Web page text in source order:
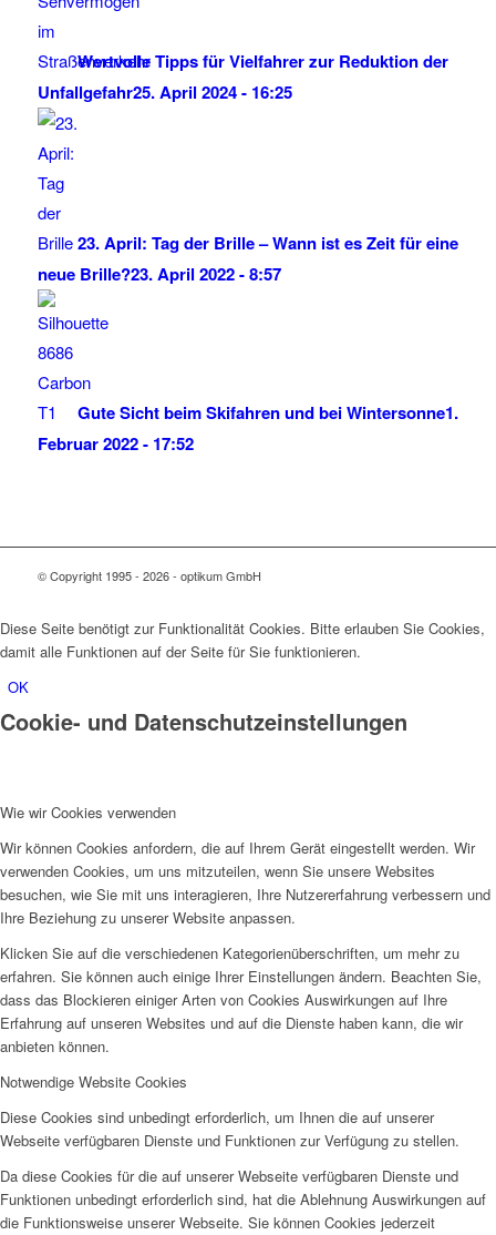
Wertvolle Tipps für Vielfahrer zur Reduktion der
Unfallgefahr25. April 2024 - 16:25
23. April: Tag der Brille – Wann ist es Zeit für eine
neue Brille?23. April 2022 - 8:57
Gute Sicht beim Skifahren und bei Wintersonne1.
Februar 2022 - 17:52
© Copyright 1995 - 2026 - optikum GmbH
Diese Seite benötigt zur Funktionalität Cookies. Bitte erlauben Sie Cookies,
damit alle Funktionen auf der Seite für Sie funktionieren.
OK
Cookie- und Datenschutzeinstellungen
Wie wir Cookies verwenden
Wir können Cookies anfordern, die auf Ihrem Gerät eingestellt werden. Wir
verwenden Cookies, um uns mitzuteilen, wenn Sie unsere Websites
besuchen, wie Sie mit uns interagieren, Ihre Nutzererfahrung verbessern und
Ihre Beziehung zu unserer Website anpassen.
Klicken Sie auf die verschiedenen Kategorienüberschriften, um mehr zu
erfahren. Sie können auch einige Ihrer Einstellungen ändern. Beachten Sie,
dass das Blockieren einiger Arten von Cookies Auswirkungen auf Ihre
Erfahrung auf unseren Websites und auf die Dienste haben kann, die wir
anbieten können.
Notwendige Website Cookies
Diese Cookies sind unbedingt erforderlich, um Ihnen die auf unserer
Webseite verfügbaren Dienste und Funktionen zur Verfügung zu stellen.
Da diese Cookies für die auf unserer Webseite verfügbaren Dienste und
Funktionen unbedingt erforderlich sind, hat die Ablehnung Auswirkungen auf
die Funktionsweise unserer Webseite. Sie können Cookies jederzeit